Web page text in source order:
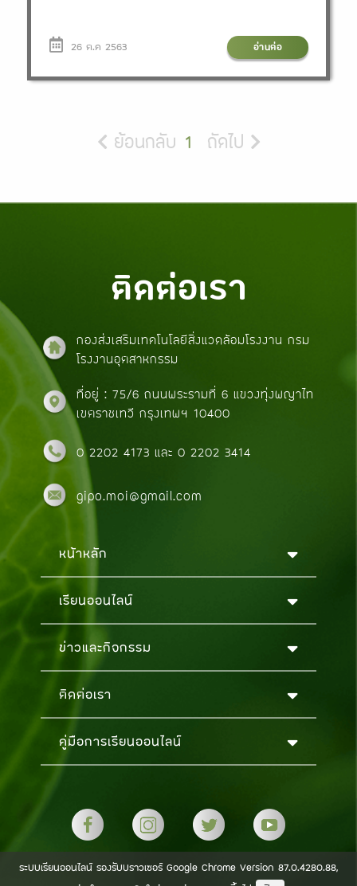
เขียวเบื้องต้น 2. หลักสูตรสำหรับหัวหน้าหน้าผู้ตรวจ
ประเมินอุตสาหกรรมสีเขียว 3. หลักสูตรสำหรับผู้ตรวจ
ประเมินอุตสาหกรรมสีเขียว โดยผู้ที่ผ่านการอบรม e-
สามารถอบรมผ่านระบบ e-Learning ได้ตั้งแต่เดือน
26 ต.ค 2563 อ่านต่อ
ย้อนกลับ 1 ถัดไป
ระบบเรียนออนไลน์ รองรับบราวเซอร์ Google Chrome Version 87.0.4280.88,
ติดต่อเรา
กองส่งเสริมเทคโนโลยีสิ่งแวดล้อมโรงงาน กรม
โรงงานอุตสาหกรรม
ที่อยู่ : 75/6 ถนนพระรามที่ 6 แขวงทุ่งพญาไท
เขตราชเทวี กรุงเทพฯ 10400
0 2202 4173 และ0 2202 3414
gipo.moi@gmail.com
หน้าหลัก
เรียนออนไลน์
ข่าวและกิจกรรม
ติดต่อเรา
คู่มือการเรียนออนไลน์